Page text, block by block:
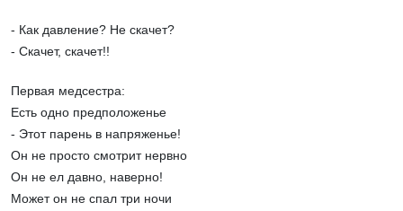
- Как давление? Не скачет?
- Скачет, скачет!!
Первая медсестра:
Есть одно предположенье
- Этот парень в напряженье!
Он не просто смотрит нервно
Он не ел давно, наверно!
Может он не спал три ночи